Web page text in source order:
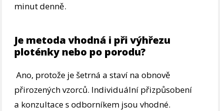
minut denně.
Je metoda vhodná i při výhřezu
ploténky nebo po porodu?
Ano, protože je šetrná a staví na obnově
přirozených vzorců. Individuální přizpůsobení
a konzultace s odborníkem jsou vhodné.